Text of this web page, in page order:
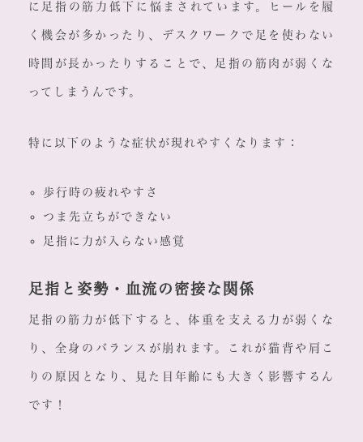
に足指の筋力低下に悩まされています。ヒールを履
く機会が多かったり、デスクワークで足を使わない
時間が長かったりすることで、足指の筋肉が弱くな
ってしまうんです。
特に以下のような症状が現れやすくなります：
歩行時の疲れやすさ
つま先立ちができない
足指に力が入らない感覚
足指と姿勢・血流の密接な関係
足指の筋力が低下すると、体重を支える力が弱くな
り、全身のバランスが崩れます。これが猫背や肩こ
りの原因となり、見た目年齢にも大きく影響するん
です！